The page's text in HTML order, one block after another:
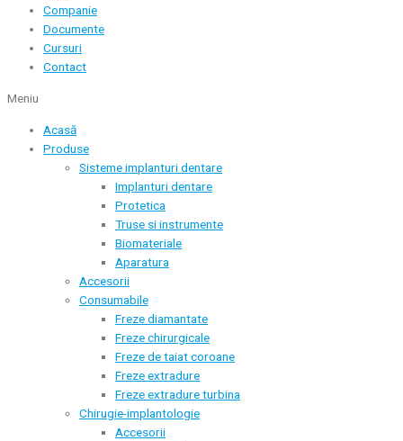
Companie
Documente
Cursuri
Contact
Meniu
Acasă
Produse
Sisteme implanturi dentare
Implanturi dentare
Protetica
Truse si instrumente
Biomateriale
Aparatura
Accesorii
Consumabile
Freze diamantate
Freze chirurgicale
Freze de taiat coroane
Freze extradure
Freze extradure turbina
Chirugie-implantologie
Accesorii